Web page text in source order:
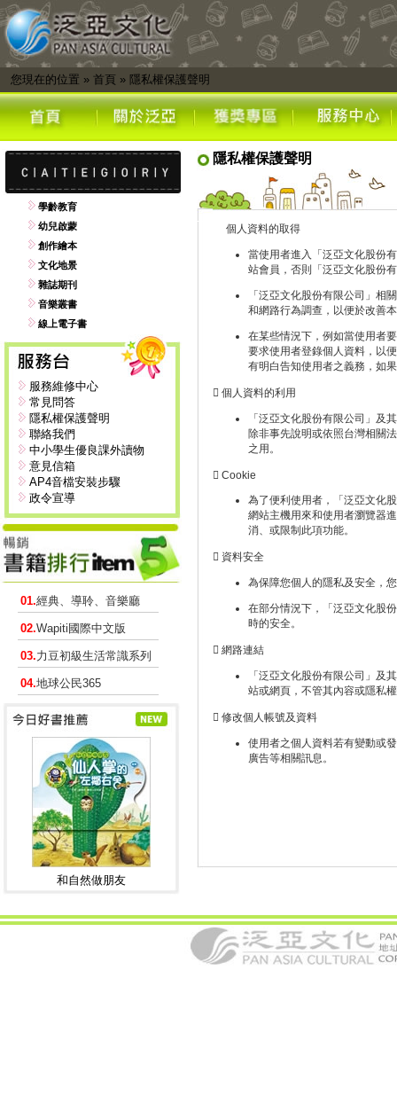
您現在的位置 » 首頁 » 隱私權保護聲明
學齡教育
幼兒啟蒙
創作繪本
文化地景
雜誌期刊
音樂叢書
線上電子書
服務維修中心
常見問答
隱私權保護聲明
聯絡我們
中小學生優良課外讀物
意見信箱
AP4音檔安裝步驟
政令宣導
01.經典、導聆、音樂廳
02.Wapiti國際中文版
03.力豆初級生活常識系列
04.地球公民365
和自然做朋友
隱私權保護聲明
個人資料的取得
當使用者進入「泛亞文化股份
站會員，否則「泛亞文化股份
「泛亞文化股份有限公司」相
和網路行為調查，以便於改善
在某些情況下，例如當使用者
要求使用者登錄個人資料，以
有明白告知使用者之義務，如
 個人資料的利用
「泛亞文化股份有限公司」及
除非事先說明或依照台灣相關
之用。
 Cookie
為了便利使用者，「泛亞文化
網站主機用來和使用者瀏覽器
消、或限制此項功能。
 資料安全
為保障您個人的隱私及安全，
在部分情況下，「泛亞文化股
時的安全。
 網路連結
「泛亞文化股份有限公司」及
站或網頁，不管其內容或隱私
 修改個人帳號及資料
使用者之個人資料若有變動或
廣告等相關訊息。